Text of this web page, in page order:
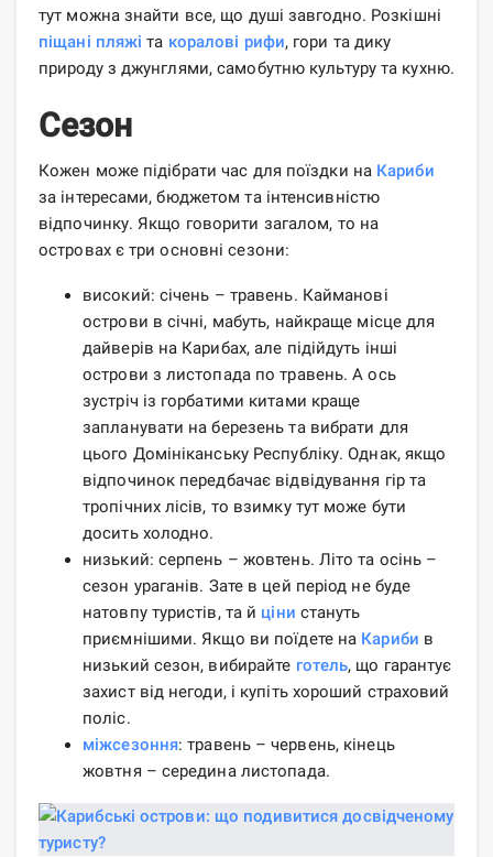
тут можна знайти все, що душі завгодно. Розкішні
піщані пляжі та коралові рифи, гори та дику
природу з джунглями, самобутню культуру та кухню.
Сезон
Кожен може підібрати час для поїздки на Кариби
за інтересами, бюджетом та інтенсивністю
відпочинку. Якщо говорити загалом, то на
островах є три основні сезони:
високий: січень – травень. Кайманові
острови в січні, мабуть, найкраще місце для
дайверів на Карибах, але підійдуть інші
острови з листопада по травень. А ось
зустріч із горбатими китами краще
запланувати на березень та вибрати для
цього Домініканську Республіку. Однак, якщо
відпочинок передбачає відвідування гір та
тропічних лісів, то взимку тут може бути
досить холодно.
низький: серпень – жовтень. Літо та осінь –
сезон ураганів. Зате в цей період не буде
натовпу туристів, та й ціни стануть
приємнішими. Якщо ви поїдете на Кариби в
низький сезон, вибирайте готель, що гарантує
захист від негоди, і купіть хороший страховий
поліс.
міжсезоння: травень – червень, кінець
жовтня – середина листопада.